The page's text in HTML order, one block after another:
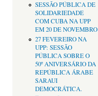
SESSÃO PÚBLICA DE
SOLIDARIEDADE
COM CUBA NA UPP
EM 20 DE NOVEMBRO
27 FEVEREIRO NA
UPP: SESSÃO
PÚBLICA SOBRE O
50º ANIVERSÁRIO DA
REPÚBLICA ÁRABE
SARAUI
DEMOCRÁTICA.